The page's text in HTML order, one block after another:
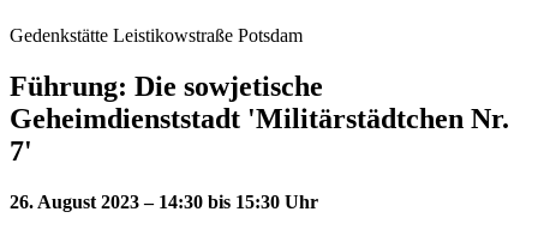
Gedenkstätte Leistikowstraße Potsdam
Führung: Die sowjetische
Geheimdienststadt 'Militärstädtchen Nr.
7'
26. August 2023 – 14:30 bis 15:30 Uhr